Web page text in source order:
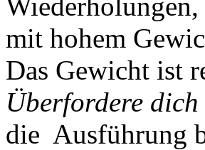
mit hohem
Das Gewicht ist
Überfordere
die Ausführung